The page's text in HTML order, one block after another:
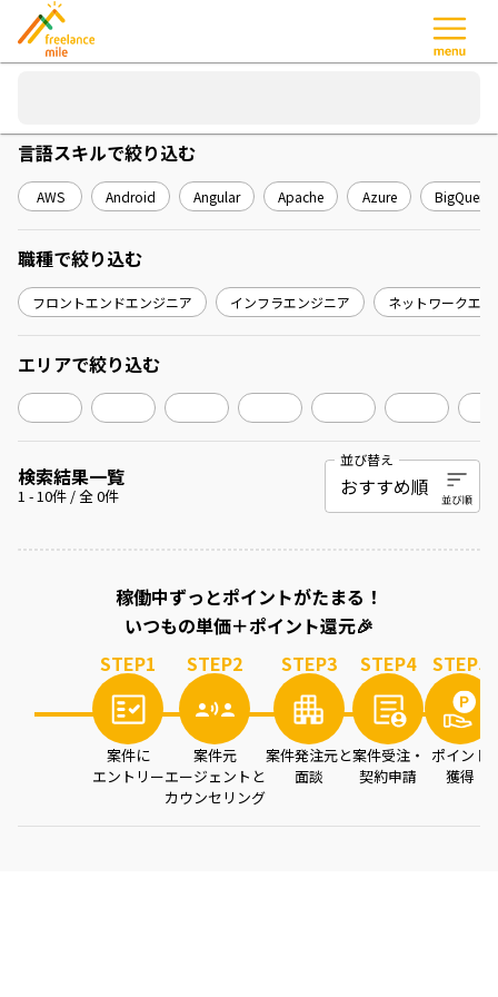
検索結果一覧
1 -10件 / 全0件
並び替え
言語スキルで絞り込む
AWS Android Angular Apache Azure BigQuery
職種で絞り込む
フロントエンドエンジニア インフラエンジニア ネットワークエ
エリアで絞り込む
稼働中ずっとポイントがたまる！
いつもの単価＋ポイント還元🎉
STEP1
案件に
エントリー
STEP2
案件元
エージェントと
カウンセリング
STEP3
案件発注元と
面談
STEP4
案件受注・
契約申請
STEP5
ポイント
獲得